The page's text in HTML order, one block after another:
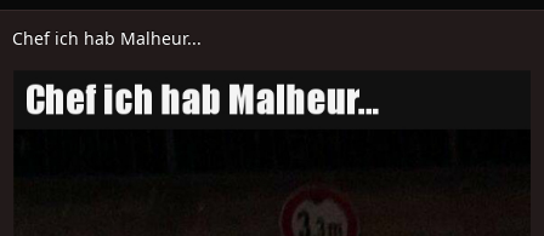
Chef ich hab Malheur...